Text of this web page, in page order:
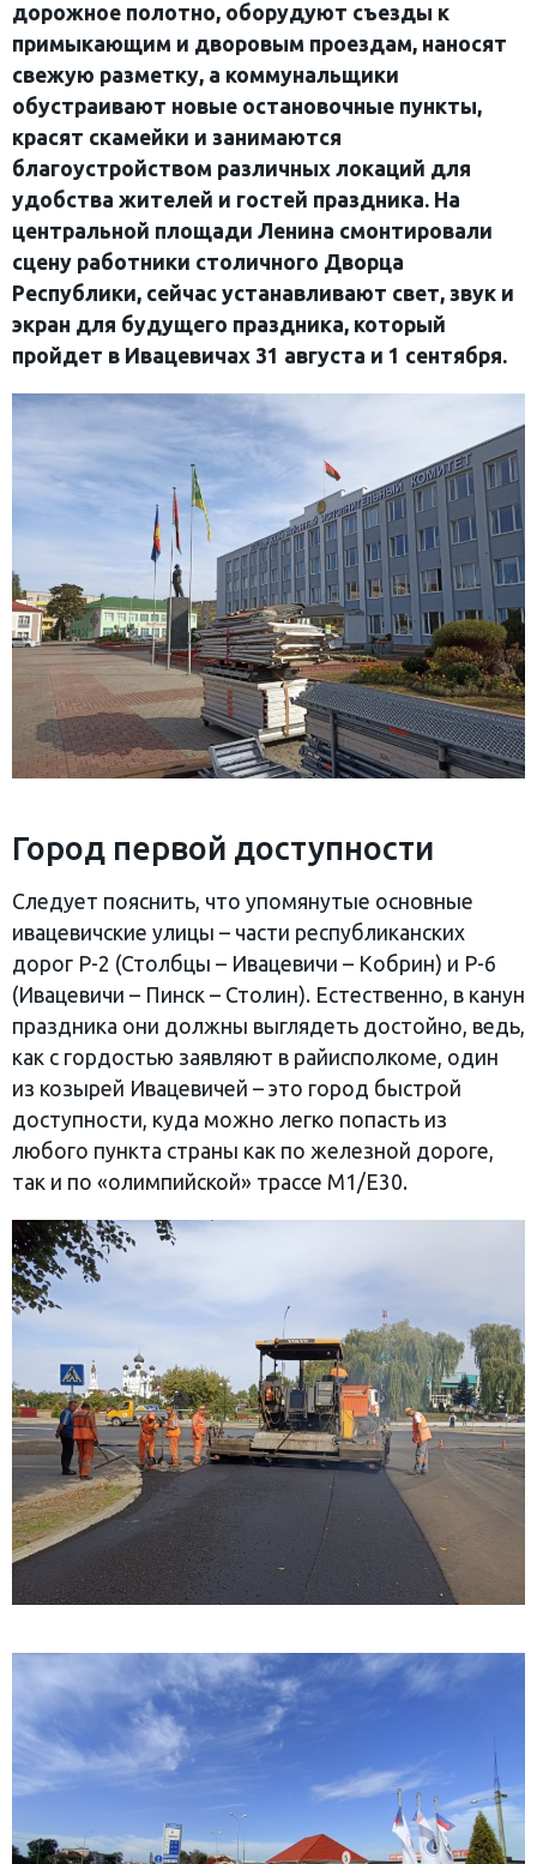
дорожное полотно, оборудуют съезды к
примыкающим и дворовым проездам, наносят
свежую разметку, а коммунальщики
обустраивают новые остановочные пункты,
красят скамейки и занимаются
благоустройством различных локаций для
удобства жителей и гостей праздника. На
центральной площади Ленина смонтировали
сцену работники столичного Дворца
Республики, сейчас устанавливают свет, звук и
экран для будущего праздника, который
пройдет в Ивацевичах 31 августа и 1 сентября.
Город первой доступности
Следует пояснить, что упомянутые основные
ивацевичские улицы – части республиканских
дорог Р-2 (Столбцы – Ивацевичи – Кобрин) и Р-6
(Ивацевичи – Пинск – Столин). Естественно, в канун
праздника они должны выглядеть достойно, ведь,
как с гордостью заявляют в райисполкоме, один
из козырей Ивацевичей – это город быстрой
доступности, куда можно легко попасть из
любого пункта страны как по железной дороге,
так и по «олимпийской» трассе М1/Е30.